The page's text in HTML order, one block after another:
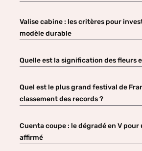
Valise cabine : les critères pour
modèle durable
Quelle est la signification des fleurs
Quel est le plus grand festival de
classement des records ?
Cuenta coupe : le dégradé en V
affirmé